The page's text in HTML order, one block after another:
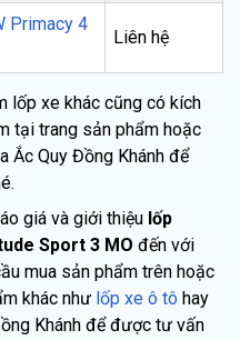
Primacy 4
Liên hệ
lốp xe khác cũng có kích
tại trang sản phẩm hoặc
Ắc Quy Đồng Khánh để
giá và giới thiệu lốp
Sport 3 MO đến với
mua sản phẩm trên hoặc
khác như lốp xe ô tô hay
Khánh để được tư vấn